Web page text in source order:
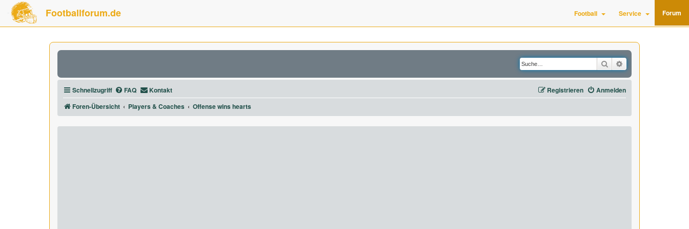
Footballforum.de Football Service Forum
Suche
Schnellzugriff FAQ Kontakt Anmelden
Registrieren
Foren-Übersicht
Players & Coaches Offense wins hearts